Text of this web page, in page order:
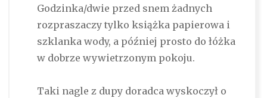
Godzinka/dwie przed snem żadnych
rozpraszaczy tylko książka papierowa i
szklanka wody, a później prosto do łóżka
w dobrze wywietrzonym pokoju.
Taki nagle z dupy doradca wyskoczył o